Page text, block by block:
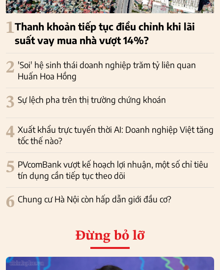
1Thanh khoản tiếp tục điều chỉnh khi lãi
suất vay mua nhà vượt 14%?
2 'Soi' hệ sinh thái doanh nghiệp trăm tỷ liên quan
Huấn Hoa Hồng
3 Sự lệch pha trên thị trường chứng khoán
4 Xuất khẩu trực tuyến thời AI: Doanh nghiệp Việt tăng
tốc thế nào?
5 PVcomBank vượt kế hoạch lợi nhuận, một số chỉ tiêu
tín dụng cần tiếp tục theo dõi
6 Chung cư Hà Nội còn hấp dẫn giới đầu cơ?
Đừng bỏ lỡ